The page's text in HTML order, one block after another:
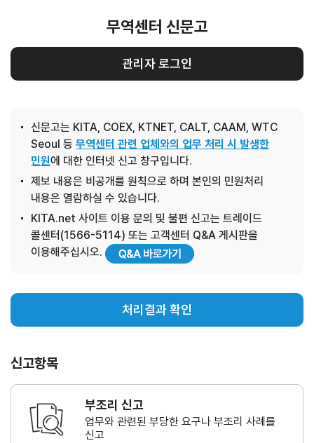
무역센터 신문고
관리자 로그인
신문고는 KITA, COEX, KTNET, CALT, CAAM, WTC
Seoul 등무역센터 관련 업체와의 업무 처리 시 발생한
민원에 대한 인터넷 신고 창구입니다.
제보 내용은 비공개를 원칙으로 하며 본인의 민원처리
내용은 열람하실 수 있습니다.
KITA.net 사이트 이용 문의 및 불편 신고는 트레이드
콜센터(1566-5114) 또는 고객센터 Q&A 게시판을
이용해주십시오.
처리결과 확인
신고항목
부조리 신고
업무와 관련된 부당한 요구나 부조리 사례를
신고